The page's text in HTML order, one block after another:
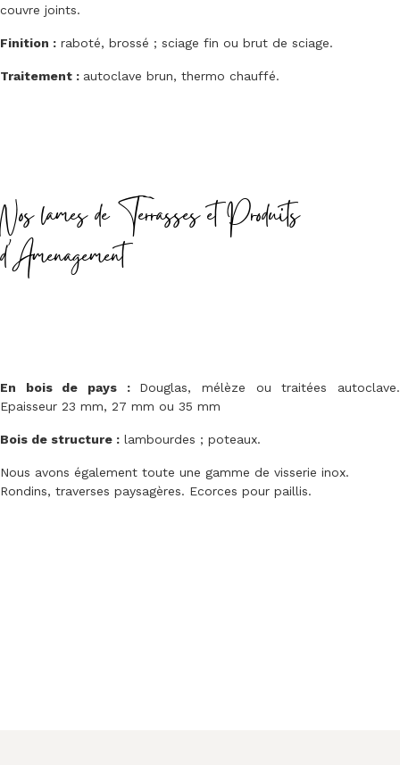
couvre joints.
Finition : raboté, brossé ; sciage fin ou brut de sciage.
Traitement : autoclave brun, thermo chauffé.
Nos lames de Terrasses et Produits
d'Amenagement
En bois de pays : Douglas, mélèze ou traitées autoclave.
Epaisseur 23 mm, 27 mm ou 35 mm
Bois de structure : lambourdes ; poteaux.
Nous avons également toute une gamme de visserie inox.
Rondins, traverses paysagères. Ecorces pour paillis.